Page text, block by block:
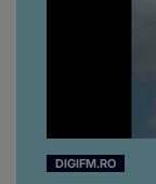
DIGIFM.RO